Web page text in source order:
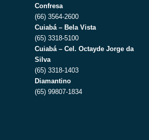
Confresa
(66) 3564-2600
Cuiabá – Bela Vista
(65) 3318-5100
Cuiabá – Cel. Octayde Jorge da
Silva
(65) 3318-1403
Diamantino
(65) 99807-1834